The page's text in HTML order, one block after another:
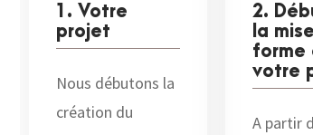
1. Votre
projet
Nous débutons la
création du
2.
la
forme
votre
A partir